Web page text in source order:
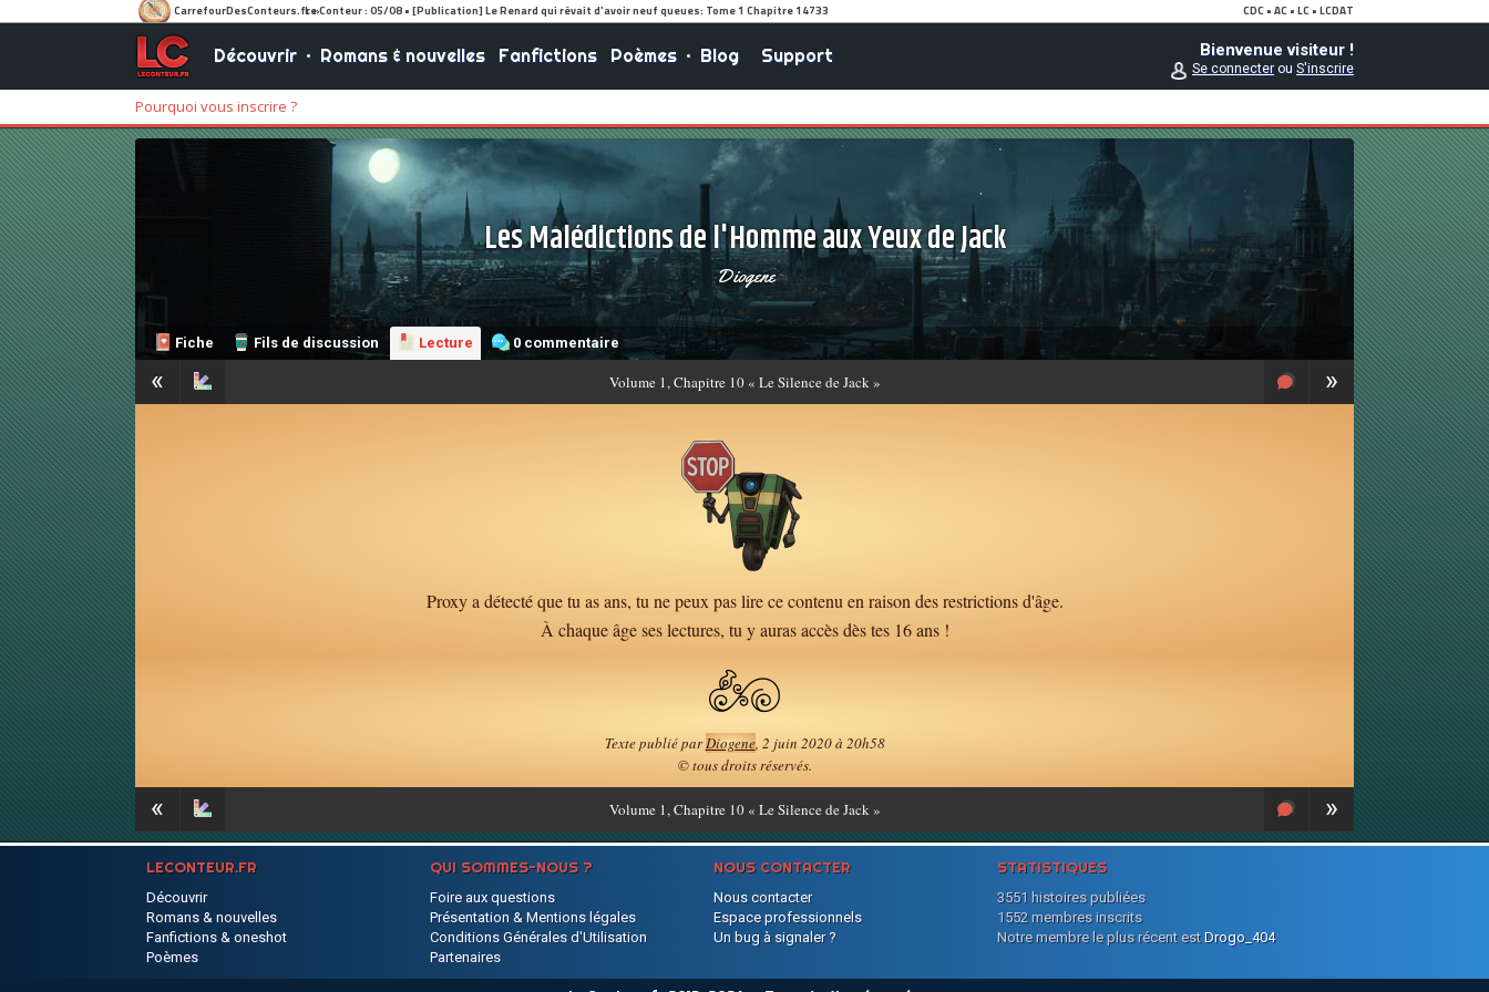
Découvrir• Romans & nouvelles Fanfictions Poèmes• Blog Support Bienvenue visiteur !
Se connecterou S'inscrire
Pourquoi vous inscrire ?
Les Malédictions de l'Homme aux Yeux de Jack
Diogene
Fiche Fils de discussion Lecture 0 commentaire
« »
Volume1, Chapitre 10 « Le Silence de Jack »
Proxy a détecté que tu as ans, tu ne peux pas lire ce contenu en raison des restrictions d'âge.
À chaque âge ses lectures, tu y auras accès dès tes 16 ans !
Texte publié parDiogene, 2 juin 2020 à 20h58
© tous droits réservés.
« »
Volume1, Chapitre 10 « Le Silence de Jack »
LECONTEUR.FR QUI SOMMES-NOUS ? NOUS CONTACTER STATISTIQUES
Découvrir
Romans & nouvelles
Fanfictions & oneshot
Poèmes
Foire aux questions
Présentation & Mentions légales
Conditions Générales d'Utilisation
Partenaires
Nous contacter
Espace professionnels
Un bug à signaler ?
3551 histoires publiées
1552 membres inscrits
Notre membre le plus récent estDrogo_404